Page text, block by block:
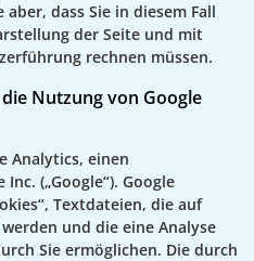
aber, dass Sie in diesem Fall
der Seite und mit
rechnen müssen.
Nutzung von Google
Analytics, einen
(„Google“). Google
Textdateien, die auf
und die eine Analyse
Sie ermöglichen. Die durch